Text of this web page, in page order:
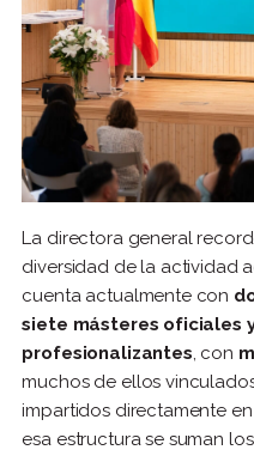
La directora general
diversidad de la actividad
cuenta actualmente con
siete másteres oficiales
profesionalizantes, con
muchos de ellos
impartidos directamente
esa estructura se suman